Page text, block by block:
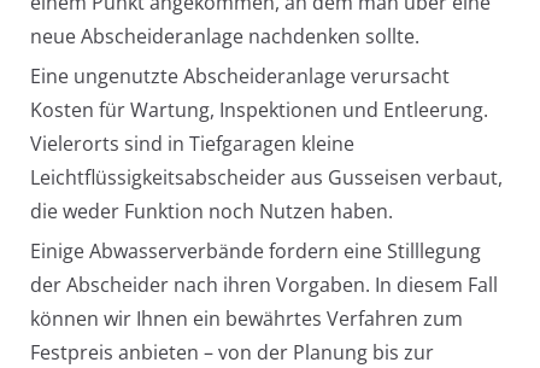
neue Abscheideranlage nachdenken sollte.
Eine ungenutzte Abscheideranlage verursacht
Kosten für Wartung, Inspektionen und Entleerung.
Vielerorts sind in Tiefgaragen kleine
Leichtflüssigkeitsabscheider aus Gusseisen verbaut,
die weder Funktion noch Nutzen haben.
Einige Abwasserverbände fordern eine Stilllegung
der Abscheider nach ihren Vorgaben. In diesem Fall
können wir Ihnen ein bewährtes Verfahren zum
Festpreis anbieten – von der Planung bis zur